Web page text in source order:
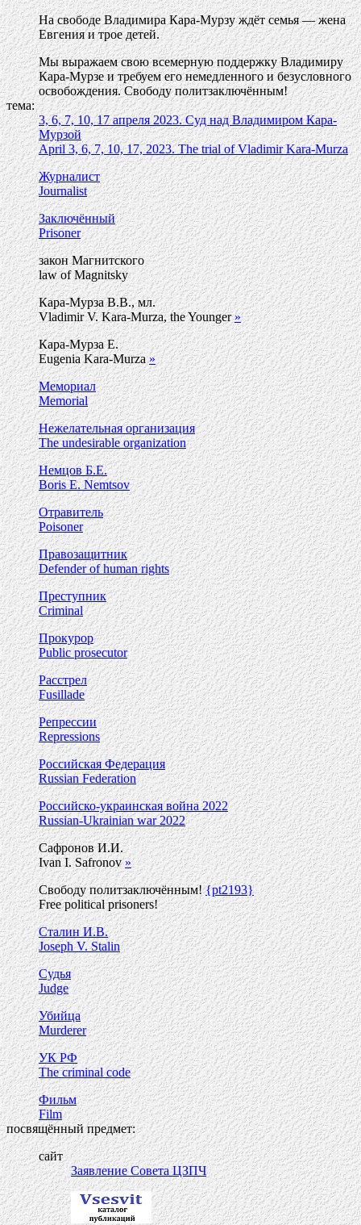
На свободе Владимира Кара-Мурзу ждёт семья — жена
Евгения и трое детей.
Мы выражаем свою всемерную поддержку Владимиру
Кара-Мурзе и требуем его немедленного и безусловного
освобождения. Свободу политзаключённым!
тема:
3, 6, 7, 10, 17 апреля 2023. Суд над Владимиром Кара-
Мурзой
April 3, 6, 7, 10, 17, 2023. The trial of Vladimir Kara-Murza
Журналист
Journalist
Заключённый
Prisoner
закон Магнитского
law of Magnitsky
Кара-Мурза В.В., мл.
Vladimir V. Kara-Murza, the Younger»
Кара-Мурза Е.
Eugenia Kara-Murza»
Мемориал
Memorial
Нежелательная организация
The undesirable organization
Немцов Б.Е.
Boris E. Nemtsov
Отравитель
Poisoner
Правозащитник
Defender of human rights
Преступник
Criminal
Прокурор
Public prosecutor
Расстрел
Fusillade
Репрессии
Repressions
Российская Федерация
Russian Federation
Российско-украинская война 2022
Russian-Ukrainian war 2022
Сафронов И.И.
Ivan I. Safronov»
Свободу политзаключённым!{pt2193}
Free political prisoners!
Сталин И.В.
Joseph V. Stalin
Судья
Judge
Убийца
Murderer
УК РФ
The criminal code
Фильм
Film
посвящённый предмет:
сайт
Заявление Совета ЦЗПЧ